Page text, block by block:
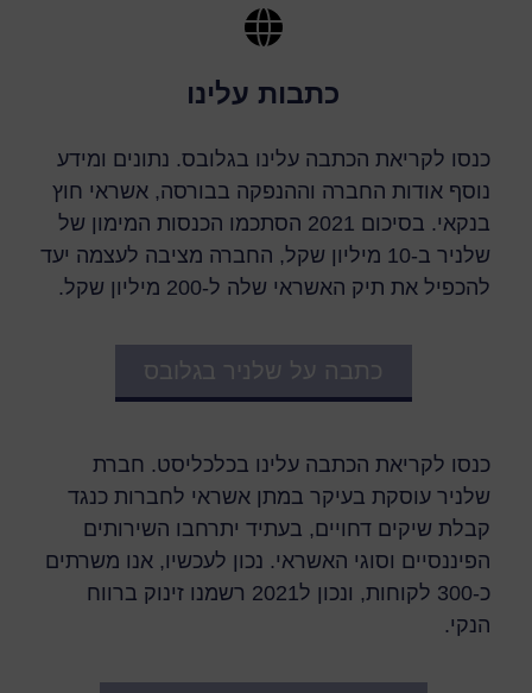
כתבות עלינו
כנסו לקריאת הכתבה עלינו בגלובס. נתונים ומידע
נוסף אודות החברה וההנפקה בבורסה, אשראי חוץ
בנקאי. בסיכום 2021 הסתכמו הכנסות המימון של
שלניר ב-10 מיליון שקל, החברה מציבה לעצמה יעד
להכפיל את תיק האשראי שלה ל-200 מיליון שקל.
כתבה על שלניר בגלובס
כנסו לקריאת הכתבה עלינו בכלכליסט. חברת
שלניר עוסקת בעיקר במתן אשראי לחברות כנגד
קבלת שיקים דחויים, בעתיד יתרחבו השירותים
הפיננסיים וסוגי האשראי. נכון לעכשיו, אנו משרתים
כ-300 לקוחות, ונכון ל2021 רשמנו זינוק ברווח
הנקי.